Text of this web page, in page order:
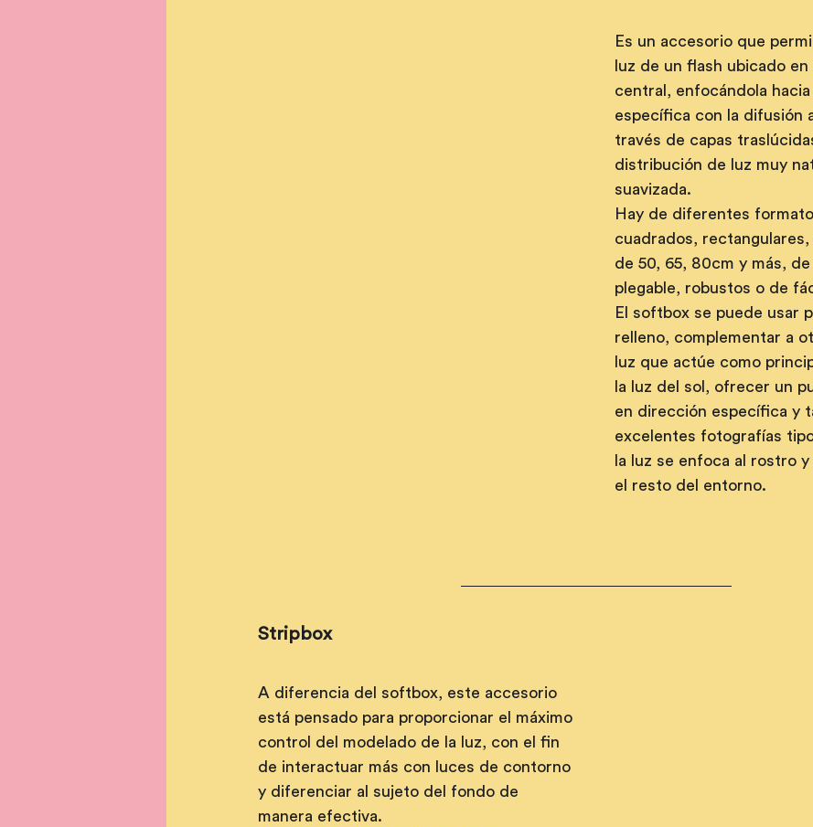
Es un accesorio que
luz de un flash ubicado
central, enfocándola
específica con la difusión
través de capas
distribución de luz muy
suavizada.
Hay de diferentes
cuadrados, rectangulares,
de 50, 65, 80cm y más,
plegable, robustos o de
El softbox se puede usar
relleno, complementar a
luz que actúe como
la luz del sol, ofrecer un
en dirección específica y
excelentes fotografías
la luz se enfoca al rostro
el resto del entorno.
Stripbox
A diferencia del softbox, este accesorio
está pensado para proporcionar el máximo
control del modelado de la luz, con el fin
de interactuar más con luces de contorno
y diferenciar al sujeto del fondo de
manera efectiva.